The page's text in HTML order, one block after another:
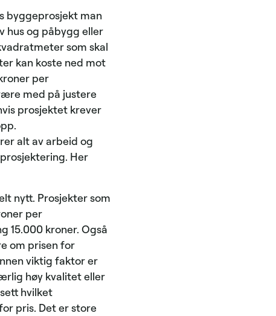
byggeprosjekt man
hus og påbygg eller
som skal
kan koste ned mot
per
med på justere
prosjektet krever
alt av arbeid og
Her
nytt. Prosjekter som
per
15.000 kroner. Også
om prisen for
viktig faktor er
høy kvalitet eller
hvilket
pris. Det er store